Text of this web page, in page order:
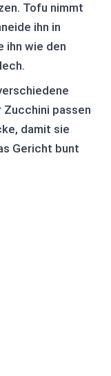
Tofu nimmt
ihn in
ihn wie den
Zucchini passen
damit sie
Gericht bunt